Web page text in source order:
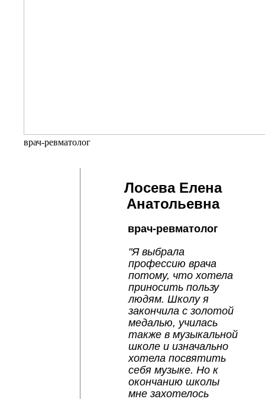
врач-ревматолог
Лосева Елена
Анатольевна
врач-ревматолог
"Я выбрала
профессию врача
потому, что хотела
приносить пользу
людям. Школу я
закончила с золотой
медалью, училась
также в музыкальной
школе и изначально
хотела посвятить
себя музыке. Но к
окончанию школы
мне захотелось